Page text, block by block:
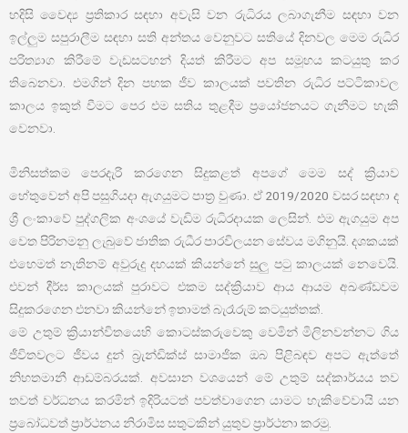
හදිසි වෛද්‍ය ප්‍රතිකාර සඳහා අවැසි වන රුධිරය ලබාගැනීම සඳහා වන
ඉල්ලුම සපුරාලීම සඳහා සති අන්තය වෙනුවට සතියේ දිනවල මෙම රුධිර
පරිත්‍යාග කිරීමේ වැඩසටහන් දියත් කිරීමට අප සමූහය කටයුතු කර
තිබෙනවා. එමගින් දින පහක ජීව කාලයක් පවතින රුධිර පට්ටිකාවල
කාලය ඉකුත් වීමට පෙර එම සතිය තුළදීම ප්‍රයෝජනයට ගැනීමට හැකි
වෙනවා.
මිනිසත්කම පෙරදැරි කරගෙන සිදුකළත් අපගේ මෙම සද් ක්‍රියාව
හේතුවෙන් අපි පසුගියදා ඇගයුමට පාත්‍ර වුණා. ඒ 2019/2020 වසර සඳහා ද
ශ්‍රී ලංකාවේ පුද්ගලික අංශයේ වැඩිම රුධිරදායක ලෙසින්. එම ඇගයුම අප
වෙත පිරිනමනු ලැබුවේ ජාතික රුධීර පාරවිලයන සේවය මගිනුයි. දශකයක්
එහෙමත් නැතිනම් අවුරුදු දහයක් කියන්නේ සුලු පටු කාලයක් නෙවෙයි.
එවන් දීර්ඝ කාලයක් පුරාවට එකම සද්ක්‍රියාව ආය ආයම අඛණ්ඩවම
සිදුකරගෙන එනවා කියන්නේ ඉතාමත් බැරෑරුම් කටයුත්තක්.
මේ උතුම් ක්‍රියාන්විතයෙහි කොටස්කරුවෙකු වෙමින් මිලිනවන්නට ගිය
ජීවිතවලට ජීවය දුන් බ්‍රැන්ඩික්ස් සාමාජික ඔබ පිළිබඳව අපට ඇත්තේ
නිහතමානී ආඩම්බරයක්. අවසාන වශයෙන් මේ උතුම් සද්කාර්යය තව
තවත් වර්ධනය කරමින් ඉදිරියටත් පවත්වාගෙන යාමට හැකිවේවායි යන
ප්‍රබෝධවත් ප්‍රාර්ථනය නිරාමිස සතුටකින් යුතුව ප්‍රාර්ථනා කරමු.